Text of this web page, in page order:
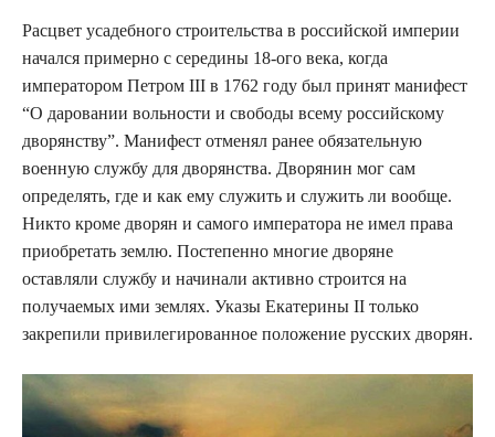
Расцвет усадебного строительства в российской империи
начался примерно с середины 18-ого века, когда
императором Петром III в 1762 году был принят манифест
“О даровании вольности и свободы всему российскому
дворянству”. Манифест отменял ранее обязательную
военную службу для дворянства. Дворянин мог сам
определять, где и как ему служить и служить ли вообще.
Никто кроме дворян и самого императора не имел права
приобретать землю. Постепенно многие дворяне
оставляли службу и начинали активно строится на
получаемых ими землях. Указы Екатерины II только
закрепили привилегированное положение русских дворян.